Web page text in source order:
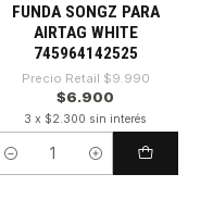
FUNDA SONGZ PARA
AIRTAG WHITE
745964142525
Precio Retail $9.990
$6.900
3 x $2.300 sin interés
Cantidad